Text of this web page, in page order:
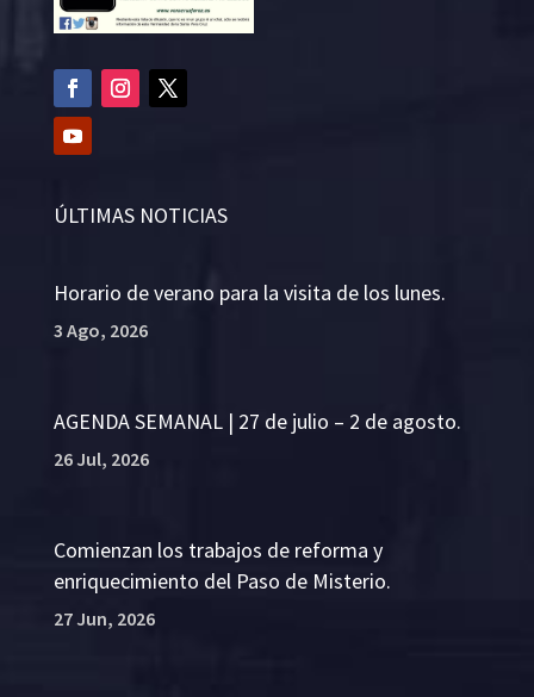
ÚLTIMAS NOTICIAS
Horario de verano para la visita de los lunes.
3 Ago, 2026
AGENDA SEMANAL | 27 de julio – 2 de agosto.
26 Jul, 2026
Comienzan los trabajos de reforma y
enriquecimiento del Paso de Misterio.
27 Jun, 2026